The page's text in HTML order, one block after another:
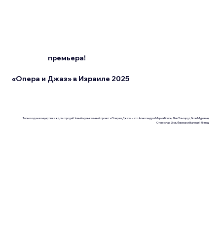
премьера!
«Опера и Джаз» в Израиле 2025
Только один концерт в каждом городе! Новый музыкальный проект «Опера и Джаз» – это Александр и Мария Бриль, Лев Эльгардт, Яков Муравин,
Станислав Зильберман и Валерий Липец